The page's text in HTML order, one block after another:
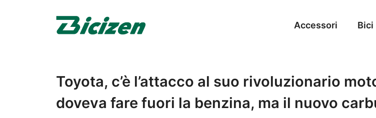
Accessori Bici
Toyota, c’è l’attacco al suo rivoluzionario
doveva fare fuori la benzina, ma il nuovo